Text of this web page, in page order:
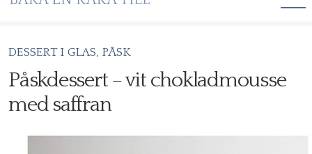
Gå
till
innehåll
RECEPT
OM MIG
KONTAKT & PR
DESSERT I GLAS PÅSK
Påskdessert – vit chokladmousse
med saffran